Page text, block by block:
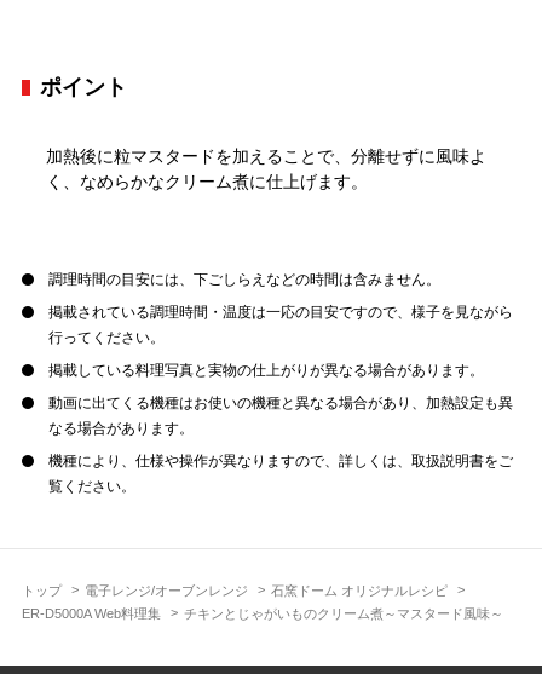
トップ 電子レンジ/オーブンレンジ
石窯ドーム オリジナルレシピ
ER-D5000A Web料理集
チキンとじゃがいものクリーム煮～マスタード風味～
ポイント
加熱後に粒マスタードを加えることで、分離せずに風味よ
く、なめらかなクリーム煮に仕上げます。
調理時間の目安には、下ごしらえなどの時間は含みません。
掲載されている調理時間・温度は一応の目安ですので、様子を見ながら
行ってください。
掲載している料理写真と実物の仕上がりが異なる場合があります。
動画に出てくる機種はお使いの機種と異なる場合があり、加熱設定も異
なる場合があります。
機種により、仕様や操作が異なりますので、詳しくは、取扱説明書をご
覧ください。